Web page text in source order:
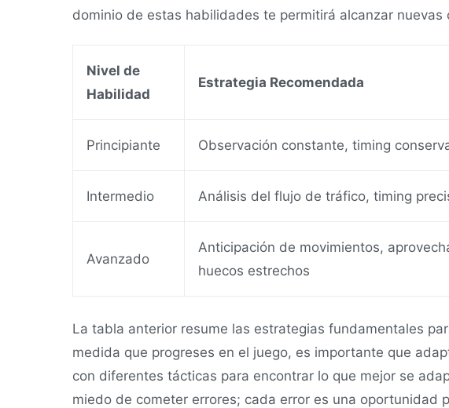
dominio de estas habilidades te permitirá alcanzar nuevas
Nivel de
Habilidad
Estrategia Recomendada
Principiante Observación constante, timing
Intermedio Análisis del flujo de tráfico, timing
Avanzado
Anticipación de movimientos,
huecos estrechos
La tabla anterior resume las estrategias fundamentales
medida que progreses en el juego, es importante que
con diferentes tácticas para encontrar lo que mejor se
miedo de cometer errores; cada error es una oportunidad